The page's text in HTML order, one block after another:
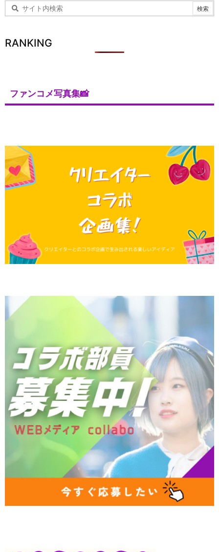
RANKING
ファンコメ写真集📸